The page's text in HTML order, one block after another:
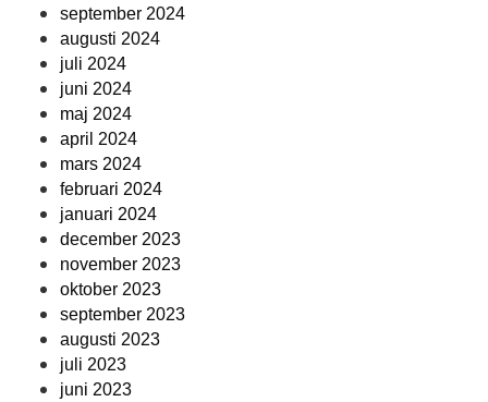
september 2024
augusti 2024
juli 2024
juni 2024
maj 2024
april 2024
mars 2024
februari 2024
januari 2024
december 2023
november 2023
oktober 2023
september 2023
augusti 2023
juli 2023
juni 2023